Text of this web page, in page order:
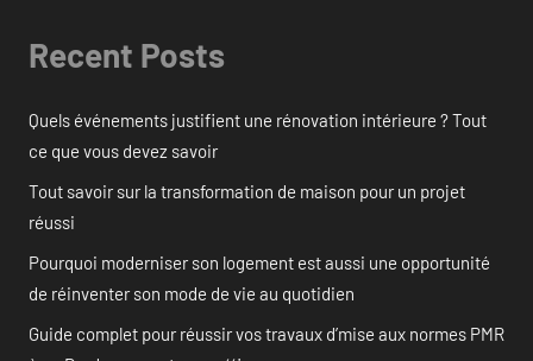
Recent Posts
Quels événements justifient une rénovation intérieure ? Tout
ce que vous devez savoir
Tout savoir sur la transformation de maison pour un projet
réussi
Pourquoi moderniser son logement est aussi une opportunité
de réinventer son mode de vie au quotidien
Guide complet pour réussir vos travaux d’mise aux normes PMR